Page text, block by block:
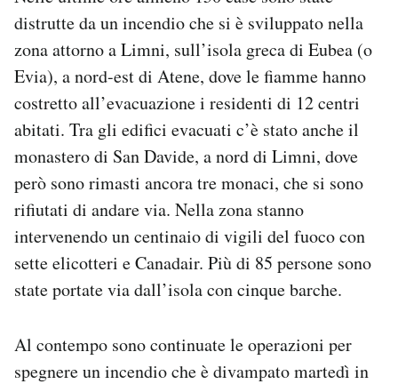
distrutte da un incendio che si è sviluppato nella
zona attorno a Limni, sull’isola greca di Eubea (o
Evia), a nord-est di Atene, dove le fiamme hanno
costretto all’evacuazione i residenti di 12 centri
abitati. Tra gli edifici evacuati c’è stato anche il
monastero di San Davide, a nord di Limni, dove
però sono rimasti ancora tre monaci, che si sono
rifiutati di andare via. Nella zona stanno
intervenendo un centinaio di vigili del fuoco con
sette elicotteri e Canadair. Più di 85 persone sono
state portate via dall’isola con cinque barche.
Al contempo sono continuate le operazioni per
spegnere un incendio che è divampato martedì in